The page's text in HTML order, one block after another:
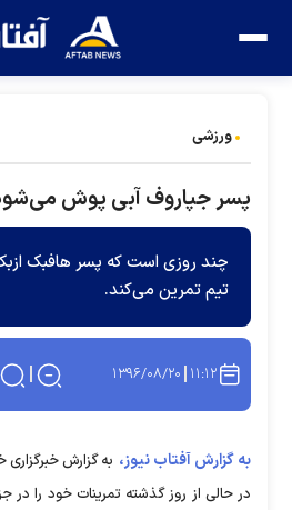
ورزشی
پسر جپاروف آبی پوش
چند روزی است که پسر هافبک
تیم تمرین می‌کند.
۱۱:۱۲ ۱۳۹۶/۰۸/۲۰
به گزارش آفتاب نیوز، به گزارش خبرگزاری
در حالی از روز گذشته تمرینات خود را در